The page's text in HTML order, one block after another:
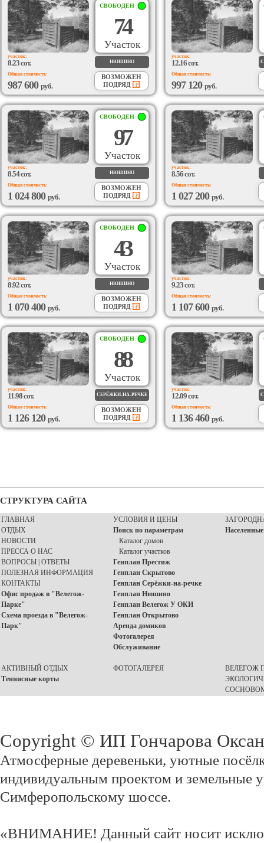
СВОБОДЕН
74
Участок
участок:
8.23 сот. НЮШИНО
Общая стоимость:
987 600 руб.
ВОЗМОЖЕН
ПОДРЯД
участок:
12.16 сот.
Общая стоимость:
997 120 руб.
СВОБОДЕН
97
Участок
участок:
8.54 сот. НЮШИНО
Общая стоимость:
1 024 800 руб.
ВОЗМОЖЕН
ПОДРЯД
участок:
8.56 сот.
Общая стоимость:
1 027 200 руб.
СВОБОДЕН
43
Участок
участок:
8.92 сот. НЮШИНО
Общая стоимость:
1 070 400 руб.
ВОЗМОЖЕН
ПОДРЯД
участок:
9.23 сот.
Общая стоимость:
1 107 600 руб.
СВОБОДЕН
88
Участок
участок:
11.98 сот. СЕРЁЖКИ-НА-РЕЧКЕ
Общая стоимость:
1 126 120 руб.
ВОЗМОЖЕН
ПОДРЯД
участок:
12.09 сот.
Общая стоимость:
1 136 460 руб.
СТРУКТУРА САЙТА
ГЛАВНАЯ
ОТДЫХ
НОВОСТИ
ПРЕССА О НАС
ВОПРОСЫ | ОТВЕТЫ
ПОЛЕЗНАЯ ИНФОРМАЦИЯ
КОНТАКТЫ
Офис продаж в "Велегож-
Парке"
Схема проезда в "Велегож-
Парк"
УСЛОВИЯ И ЦЕНЫ
Поиск по параметрам
Каталог домов
Каталог участков
Генплан Престиж
Генплан Скрытово
Генплан Серёжки-на-речке
Генплан Нюшино
Генплан Велегож У ОКИ
Генплан Открытово
Аренда домиков
Фотогалерея
Обслуживание
АКТИВНЫЙ ОТДЫХ
Теннисные корты
ФОТОГАЛЕРЕЯ
ВЕЛЕГОЖ
Copyright © ИП Гончарова
Атмосферные деревеньки, уютные
индивидуальным проектом и земельные
Симферопольскому шоссе.
«ВНИМАНИЕ! Данный сайт носит